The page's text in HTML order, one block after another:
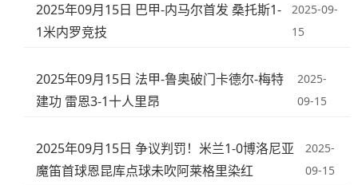
2025年09月15日 巴甲-内马尔首发 桑托斯1-
1米内罗竞技
2025-09-
15
2025年09月15日 法甲-鲁奥破门卡德尔-梅特
建功 雷恩3-1十人里昂
2025-
09-15
2025年09月15日 争议判罚！米兰1-0博洛尼亚
魔笛首球恩昆库点球未吹阿莱格里染红
2025-
09-15